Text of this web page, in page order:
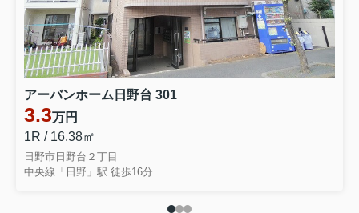
アーバンホーム日野台 301
3.3万円
1R / 16.38㎡
日野市日野台２丁目
中央線「日野」駅 徒歩16分